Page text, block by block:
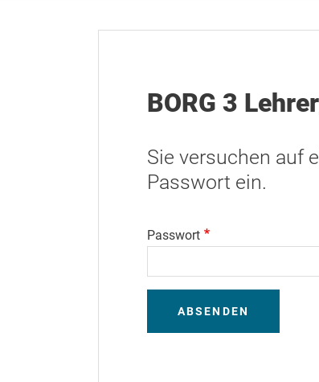
BORG 3
Sie versuchen auf
Passwort ein.
Passwort
ABSENDEN